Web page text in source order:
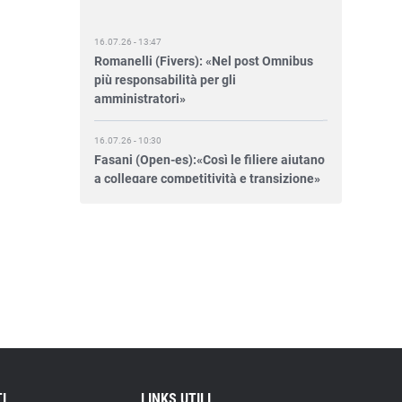
Romanelli (Fivers): «Nel post Omnibus
più responsabilità per gli
amministratori»
16.07.26 - 10:30
Fasani (Open-es):«Così le filiere aiutano
a collegare competitività e transizione»
vecchie scorteLINKS UTILI